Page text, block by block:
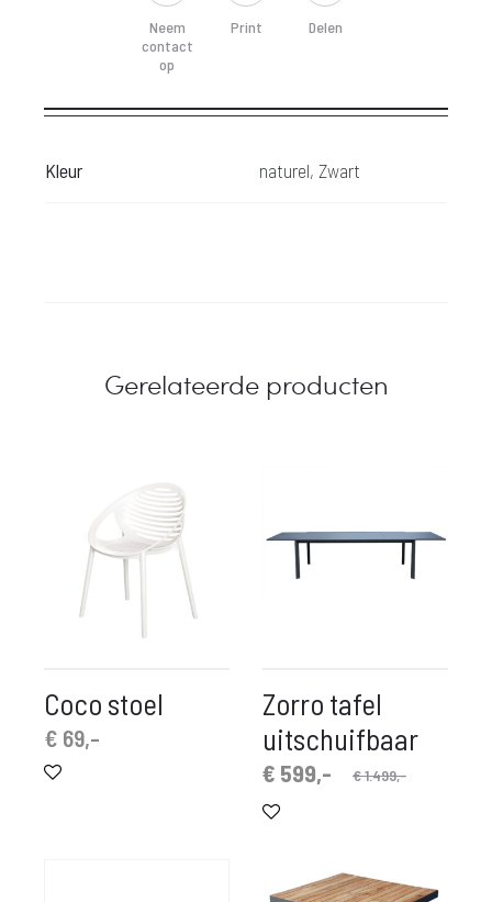
Neem
contact
op
Print Delen
Kleur naturel, Zwart
Gerelateerde producten
Coco stoel
€ 69,-
Zorro tafel
uitschuifbaar
€1.499,-
Oorspronkelijke
€ 1.499,-.
€ 599,-
Huidige
prijs